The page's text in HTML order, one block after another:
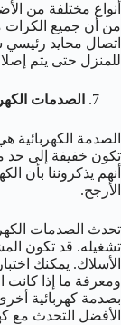
أنواع مختلفة من
من أن جميع الكرات
اتصال محايد
للمنزل حتى يتم
الصدمات
الصدمة الكهربائية
تكون خفيفة إلى حد
أنهم يذكروننا بأن
الأرجح.
تحدث الصدمات
تشغيله. قد تكون
الأسلاك. يمكنك
ومعرفة ما إذا كانت
بصدمة كهربائية
الأفضل التحدث مع